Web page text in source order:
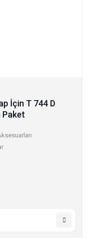
İçin T 744 D
Paket